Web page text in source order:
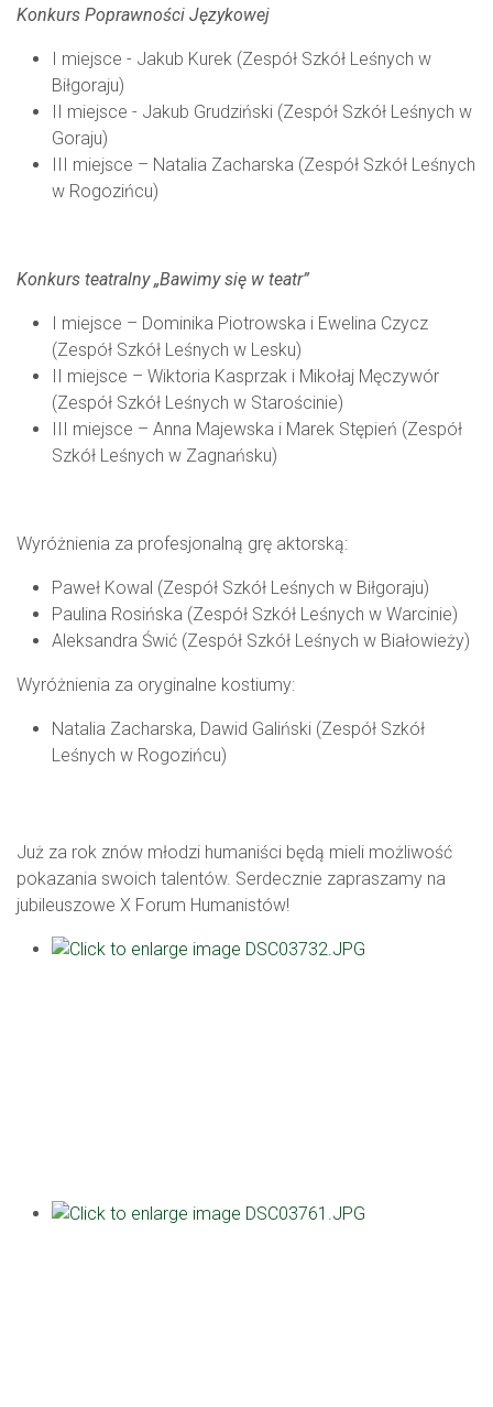
Konkurs Poprawności Językowej
I miejsce - Jakub Kurek (Zespół Szkół Leśnych w
Biłgoraju)
II miejsce - Jakub Grudziński (Zespół Szkół Leśnych w
Goraju)
III miejsce – Natalia Zacharska (Zespół Szkół Leśnych
w Rogozińcu)
Konkurs teatralny „Bawimy się w teatr”
I miejsce – Dominika Piotrowska i Ewelina Czycz
(Zespół Szkół Leśnych w Lesku)
II miejsce – Wiktoria Kasprzak i Mikołaj Męczywór
(Zespół Szkół Leśnych w Starościnie)
III miejsce – Anna Majewska i Marek Stępień (Zespół
Szkół Leśnych w Zagnańsku)
Wyróżnienia za profesjonalną grę aktorską:
Paweł Kowal (Zespół Szkół Leśnych w Biłgoraju)
Paulina Rosińska (Zespół Szkół Leśnych w Warcinie)
Aleksandra Świć (Zespół Szkół Leśnych w Białowieży)
Wyróżnienia za oryginalne kostiumy:
Natalia Zacharska, Dawid Galiński (Zespół Szkół
Leśnych w Rogozińcu)
Już za rok znów młodzi humaniści będą mieli możliwość
pokazania swoich talentów. Serdecznie zapraszamy na
jubileuszowe X Forum Humanistów!